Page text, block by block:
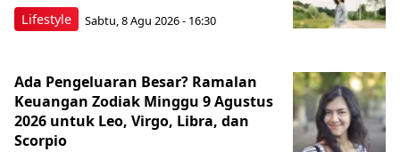
Lifestyle Sabtu, 8 Agu 2026 - 16:30
Ada Pengeluaran Besar? Ramalan
Keuangan Zodiak Minggu 9 Agustus
2026 untuk Leo, Virgo, Libra, dan
Scorpio